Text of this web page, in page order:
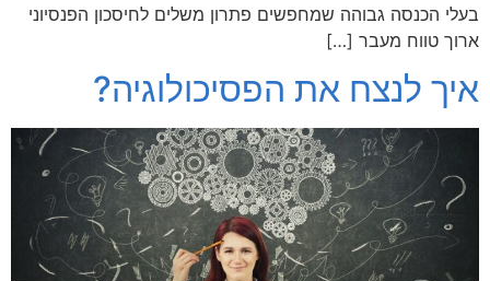
בעלי הכנסה גבוהה שמחפשים פתרון משלים לחיסכון הפנסיוני
ארוך טווח מעבר […]
איך לנצח את הפסיכולוגיה?